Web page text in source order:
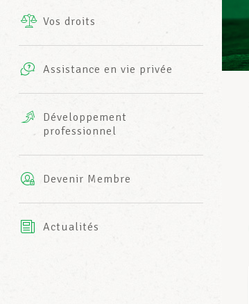
INFO-CENTER
Vos droits
Assistance en vie privée
complémentaires
AXA
Développement
professionnel
Devenir Membre
Actualités